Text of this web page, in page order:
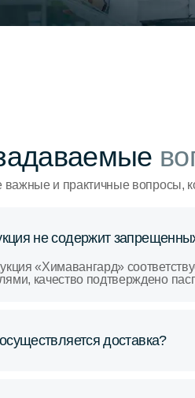
и практичные вопросы,
не содержит
«Химавангард»
качество подтверждено
доставка?